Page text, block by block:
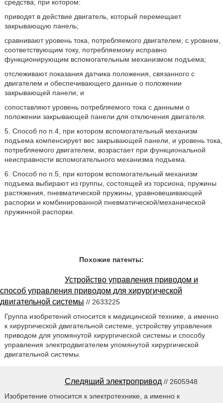
средства, при котором:
приводят в действие двигатель, который перемещает
закрывающую панель;
сравнивают уровень тока, потребляемого двигателем, с уровнем,
соответствующим току, потребляемому исправно
функционирующим вспомогательным механизмом подъема;
отслеживают показания датчика положения, связанного с
двигателем и обеспечивающего данные о положении
закрывающей панели; и
сопоставляют уровень потребляемого тока с данными о
положении закрывающей панели для отключения двигателя.
5. Способ по п.4, при котором вспомогательный механизм
подъема компенсирует вес закрывающей панели, и уровень тока,
потребляемого двигателем, возрастает при функциональной
неисправности вспомогательного механизма подъема.
6. Способ по п.5, при котором вспомогательный механизм
подъема выбирают из группы, состоящей из торсиона, пружины
растяжения, пневматической пружины, уравновешивающей
распорки и комбинированной пневматической/механической
пружинной распорки.
Похожие патенты:
Устройство управления приводом и
способ управления приводом для хирургической
двигательной системы // 2633225
Группа изобретений относится к медицинской технике, а именно
к хирургической двигательной системе, устройству управления
приводом для упомянутой хирургической системы и способу
управления электродвигателем упомянутой хирургической
двигательной системы.
Следящий электропривод // 2605948
Изобретение относится к электротехнике, а именно к